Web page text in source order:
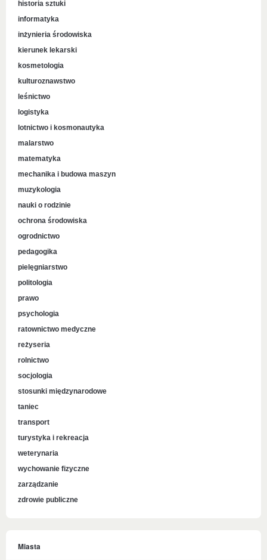
historia sztuki
informatyka
inżynieria środowiska
kierunek lekarski
kosmetologia
kulturoznawstwo
leśnictwo
logistyka
lotnictwo i kosmonautyka
malarstwo
matematyka
mechanika i budowa maszyn
muzykologia
nauki o rodzinie
ochrona środowiska
ogrodnictwo
pedagogika
pielęgniarstwo
politologia
prawo
psychologia
ratownictwo medyczne
reżyseria
rolnictwo
socjologia
stosunki międzynarodowe
taniec
transport
turystyka i rekreacja
weterynaria
wychowanie fizyczne
zarządzanie
zdrowie publiczne
Miasta